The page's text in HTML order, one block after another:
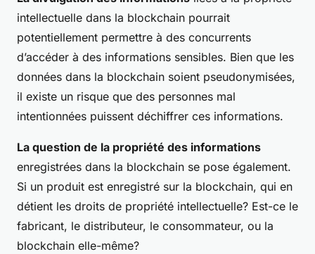
intellectuelle dans la blockchain pourrait
potentiellement permettre à des concurrents
d’accéder à des informations sensibles. Bien que les
données dans la blockchain soient pseudonymisées,
il existe un risque que des personnes mal
intentionnées puissent déchiffrer ces informations.
La question de la propriété des informations
enregistrées dans la blockchain se pose également.
Si un produit est enregistré sur la blockchain, qui en
détient les droits de propriété intellectuelle? Est-ce le
fabricant, le distributeur, le consommateur, ou la
blockchain elle-même?